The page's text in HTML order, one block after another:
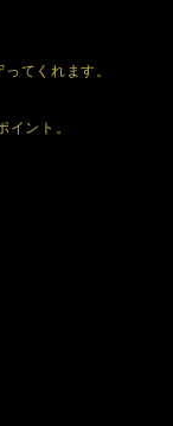
てくれます。
ント。